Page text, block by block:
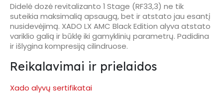
Didelė dozė revitalizanto 1 Stage (RF33,3) ne tik
suteikia maksimalią apsaugą, bet ir atstato jau esantį
nusidevėjimą. XADO LX AMC Black Edition alyva atstato
variklio galią ir būklę iki gamyklinių parametrų. Padidina
ir išlygina kompresiją cilindruose.
Reikalavimai ir prielaidos
Xado alyvų sertifikatai